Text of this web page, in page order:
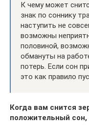
К чему может
знак по соннику
наступить не
возможны
половиной,
обмануты на
потерь. Если сон
это как правило
Когда вам снится
положительный сон,